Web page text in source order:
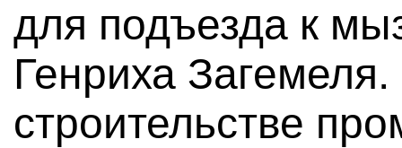
для подъезда к
Генриха
строительстве